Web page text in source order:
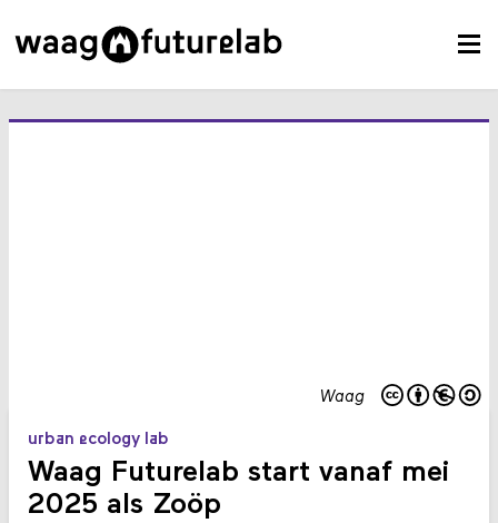
Waag
urban ecology lab
Waag Futurelab start vanaf mei
2025 als Zoöp